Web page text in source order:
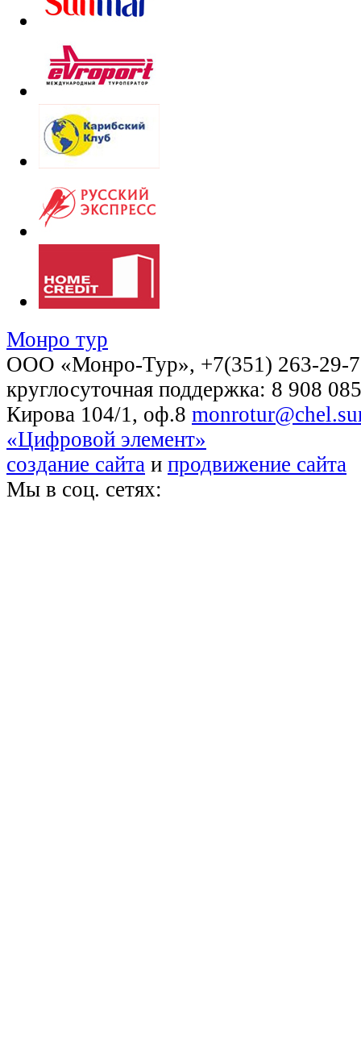
Монро тур
OOO «Монро-Тур», +7(351) 263-29-
круглосуточная поддержка: 8 908
Кирова 104/1, оф.8
«Цифровой элемент»
создание сайта и продвижение сайта
Мы в соц. сетях: